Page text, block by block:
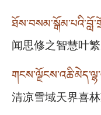
闻思修之智慧叶繁
清凉雪域天界喜林